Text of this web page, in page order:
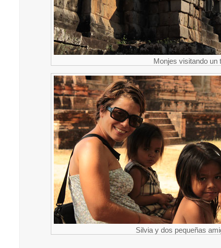
Monjes visitando un
Silvia y dos pequeñas